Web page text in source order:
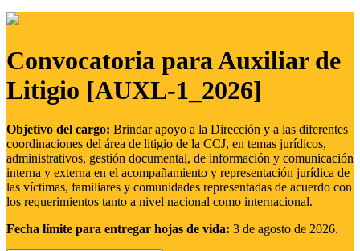
Convocatoria para Auxiliar de
Litigio [AUXL-1_2026]
Objetivo del cargo: Brindar apoyo a la Dirección y a las diferentes
coordinaciones del área de litigio de la CCJ, en temas jurídicos,
administrativos, gestión documental, de información y comunicación
interna y externa en el acompañamiento y representación jurídica de
las víctimas, familiares y comunidades representadas de acuerdo con
los requerimientos tanto a nivel nacional como internacional.
Fecha límite para entregar hojas de vida: 3 de agosto de 2026.